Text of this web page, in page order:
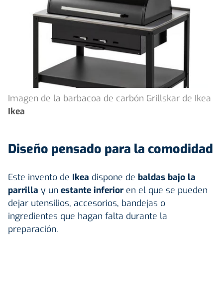
Imagen de la barbacoa de carbón Grillskar de Ikea
Ikea
Diseño pensado para la comodidad
Este invento de Ikea dispone de baldas bajo la
parrilla y un estante inferior en el que se pueden
dejar utensilios, accesorios, bandejas o
ingredientes que hagan falta durante la
preparación.